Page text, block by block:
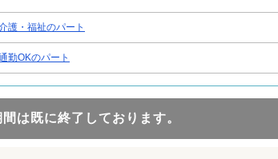
護・福祉のパート
勤OKのパート
は既に終了しております。